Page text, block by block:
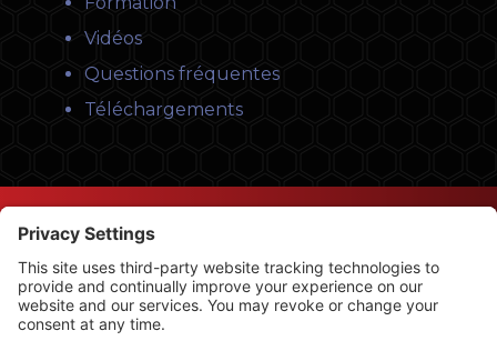
Vidéos
Questions fréquentes
Téléchargements